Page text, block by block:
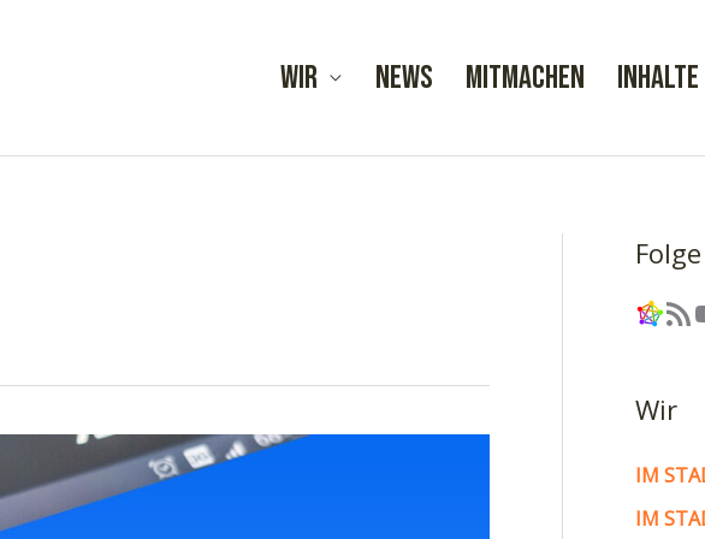
Wir News Mitmachen Inhalte
Link RSS-Feed
Wir
IM
IM